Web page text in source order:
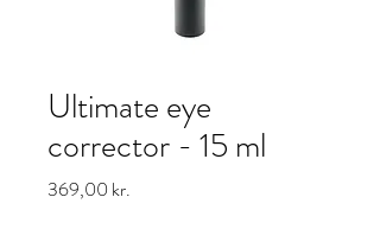
Ultimate eye
corrector - 15 ml
369,00 kr.